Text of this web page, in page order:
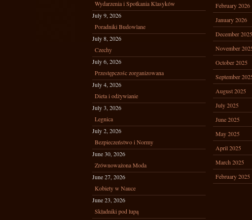
Wydarzenia i Spotkania Klasyków
July 9, 2026
Poradniki Budowlane
July 8, 2026
Czechy
July 6, 2026
Przestępczośc zorganizowana
July 4, 2026
Dieta i odżywianie
July 3, 2026
Legnica
July 2, 2026
Bezpieczeństwo i Normy
June 30, 2026
Zrównoważona Moda
June 27, 2026
Kobiety w Nauce
June 23, 2026
Składniki pod lupą
February 2026
January 2026
December 2025
November
October 2025
September
August 2025
July 2025
June 2025
May 2025
April 2025
March 2025
February 2025